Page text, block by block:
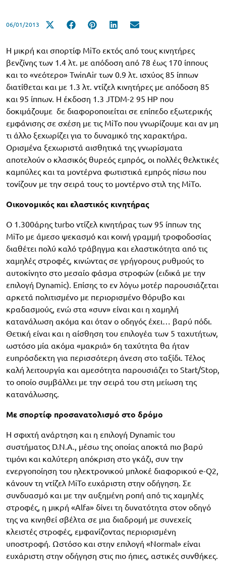
06/01/2013
H μικρή και σπορτίφ MiTo εκτός από τους κινητήρες
βενζίνης των 1.4 λτ. με απόδοση από 78 έως 170 ίππους
και το «νεότερο» TwinAir των 0.9 λτ. ισχύος 85 ίππων
διατίθεται και με 1.3 λτ. ντίζελ κινητήρες με απόδοση 85
και 95 ίππων. Η έκδοση 1.3 JTDM-2 95 HP που
δοκιμάζουμε δε διαφοροποιείται σε επίπεδο εξωτερικής
εμφάνισης σε σχέση με τις MiTo που γνωρίζουμε και αν μη
τι άλλο ξεχωρίζει για το δυναμικό της χαρακτήρα.
Ορισμένα ξεχωριστά αισθητικά της γνωρίσματα
αποτελούν ο κλασικός θυρεός εμπρός, οι πολλές θελκτικές
καμπύλες και τα μοντέρνα φωτιστικά εμπρός πίσω που
τονίζουν με την σειρά τους το μοντέρνο στιλ της MiTo.
Οικονομικός και ελαστικός κινητήρας
Ο 1.300άρης turbo ντίζελ κινητήρας των 95 ίππων της
MiTo με άμεσο ψεκασμό και κοινή γραμμή τροφοδοσίας
διαθέτει πολύ καλό τράβηγμα και ελαστικότητα από τις
χαμηλές στροφές, κινώντας σε γρήγορους ρυθμούς το
αυτοκίνητο στο μεσαίο φάσμα στροφών (ειδικά με την
επιλογή Dynamic). Επίσης το εν λόγω μοτέρ παρουσιάζεται
αρκετά πολιτισμένο με περιορισμένο θόρυβο και
κραδασμούς, ενώ στα «συν» είναι και η χαμηλή
κατανάλωση ακόμα και όταν ο οδηγός έχει… βαρύ πόδι.
Θετική είναι και η αίσθηση του επιλογέα των 5 ταχυτήτων,
ωστόσο μία ακόμα «μακριά» 6η ταχύτητα θα ήταν
ευπρόσδεκτη για περισσότερη άνεση στο ταξίδι. Τέλος
καλή λειτουργία και αμεσότητα παρουσιάζει το Start/Stop,
το οποίο συμβάλλει με την σειρά του στη μείωση της
κατανάλωσης.
Με σπορτίφ προσανατολισμό στο δρόμο
Η σφιχτή ανάρτηση και η επιλογή Dynamic του
συστήματος D.N.A., μέσω της οποίας αποκτά πιο βαρύ
τιμόνι και καλύτερη απόκριση στο γκάζι, συν την
ενεργοποίηση του ηλεκτρονικού μπλοκέ διαφορικού e-Q2,
κάνουν τη ντίζελ MiTo ευχάριστη στην οδήγηση. Σε
συνδυασμό και με την αυξημένη ροπή από τις χαμηλές
στροφές, η μικρή «Alfa» δίνει τη δυνατότητα στον οδηγό
της να κινηθεί σβέλτα σε μια διαδρομή με συνεχείς
κλειστές στροφές, εμφανίζοντας περιορισμένη
υποστροφή. Ωστόσο και στην επιλογή «Normal» είναι
ευχάριστη στην οδήγηση στις πιο ήπιες, αστικές συνθήκες.